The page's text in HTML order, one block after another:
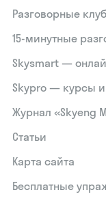
Разговорные
15‑минутные
Skysmart —
Skypro — курсы
Журнал «Skyeng
Статьи
Карта сайта
Бесплатные